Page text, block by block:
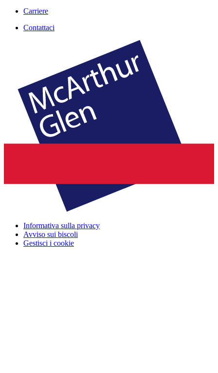
Carriere
Contattaci
Informativa sulla privacy
Avviso sui biscoli
Gestisci i cookie